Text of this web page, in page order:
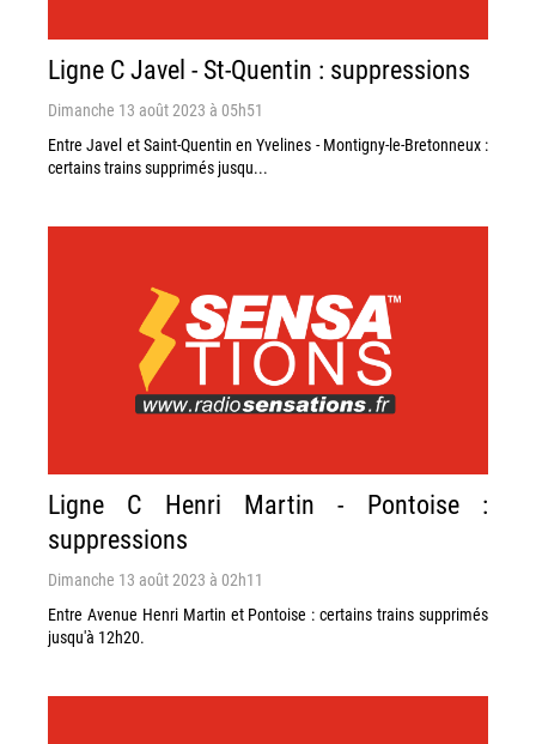
Ligne C Javel - St-Quentin : suppressions
Dimanche 13 août 2023 à 05h51
Entre Javel et Saint-Quentin en Yvelines - Montigny-le-Bretonneux :
certains trains supprimés jusqu...
Ligne C Henri Martin - Pontoise :
suppressions
Dimanche 13 août 2023 à 02h11
Entre Avenue Henri Martin et Pontoise : certains trains supprimés
jusqu'à 12h20.